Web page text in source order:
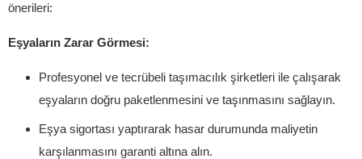
önerileri:
Eşyaların Zarar Görmesi:
Profesyonel ve tecrübeli taşımacılık şirketleri ile çalışarak
eşyaların doğru paketlenmesini ve taşınmasını sağlayın.
Eşya sigortası yaptırarak hasar durumunda maliyetin
karşılanmasını garanti altına alın.